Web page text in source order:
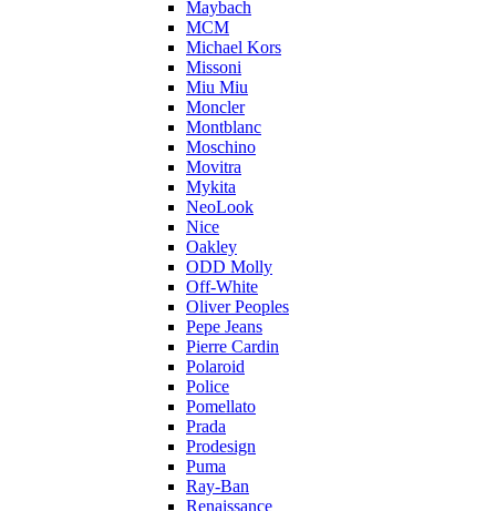
Maybach
MCM
Michael Kors
Missoni
Miu Miu
Moncler
Montblanc
Moschino
Movitra
Mykita
NeoLook
Nice
Oakley
ODD Molly
Off-White
Oliver Peoples
Pepe Jeans
Pierre Cardin
Polaroid
Police
Pomellato
Prada
Prodesign
Puma
Ray-Ban
Renaissance